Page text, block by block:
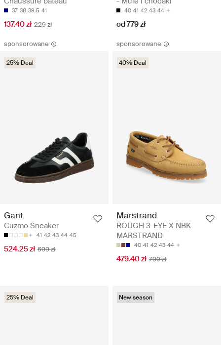
37 38 39.5 41
137.40 zł 229 zł
40 41 42 43 44
od 779 zł
sponsorowane
25% Deal
Gant
Cuzmo Sneaker
41 42 43 44 45
524.25 zł 699 zł
sponsorowane
40% Deal
Marstrand
ROUGH 3-EYE X NBK
MARSTRAND
40 41 42 43 44
479.40 zł 799 zł
25% Deal New season